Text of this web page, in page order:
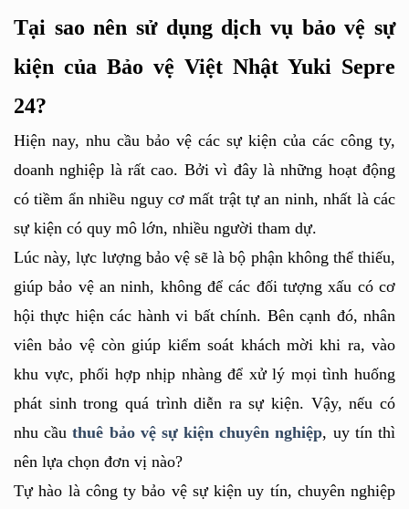
Tại sao nên sử dụng dịch vụ bảo vệ sự
kiện của Bảo vệ Việt Nhật Yuki Sepre
24?
Hiện nay, nhu cầu bảo vệ các sự kiện của các công ty,
doanh nghiệp là rất cao. Bởi vì đây là những hoạt động
có tiềm ẩn nhiều nguy cơ mất trật tự an ninh, nhất là các
sự kiện có quy mô lớn, nhiều người tham dự.
Lúc này, lực lượng bảo vệ sẽ là bộ phận không thể thiếu,
giúp bảo vệ an ninh, không để các đối tượng xấu có cơ
hội thực hiện các hành vi bất chính. Bên cạnh đó, nhân
viên bảo vệ còn giúp kiểm soát khách mời khi ra, vào
khu vực, phối hợp nhịp nhàng để xử lý mọi tình huống
phát sinh trong quá trình diễn ra sự kiện. Vậy, nếu có
nhu cầu thuê bảo vệ sự kiện chuyên nghiệp, uy tín thì
nên lựa chọn đơn vị nào?
Tự hào là công ty bảo vệ sự kiện uy tín, chuyên nghiệp